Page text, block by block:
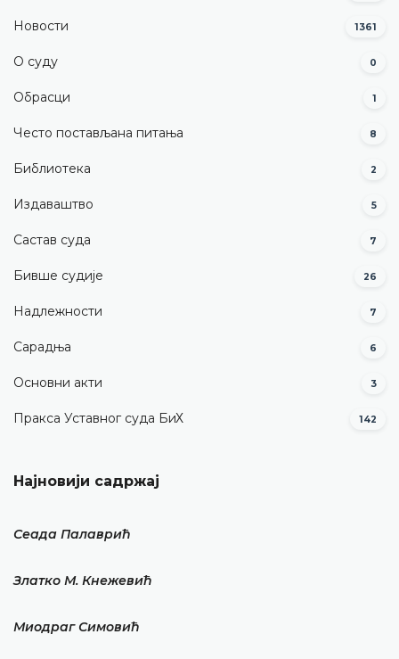
Новости 1361
О суду 0
Обрасци 1
Често постављана питања 8
Библиотека 2
Издаваштво 5
Састав суда 7
Бивше судије 26
Надлежности 7
Сарадња 6
Основни акти 3
Пракса Уставног суда БиХ 142
Најновији садржај
Сеада Палаврић
Златко М. Кнежевић
Миодраг Симовић